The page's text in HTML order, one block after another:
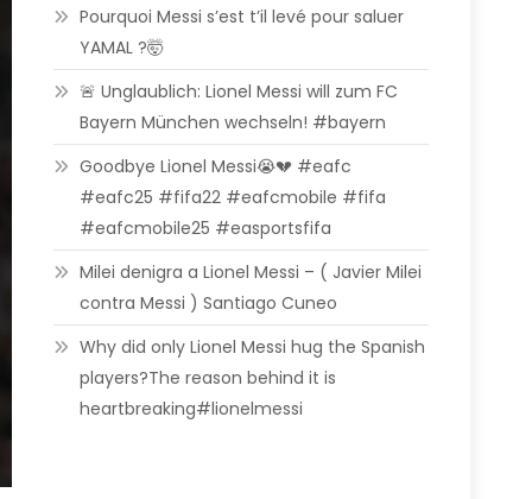
Pourquoi Messi s’est t’il levé pour saluer
YAMAL ?🤯
🚨 Unglaublich: Lionel Messi will zum FC
Bayern München wechseln! #bayern
Goodbye Lionel Messi😭💔 #eafc
#eafc25 #fifa22 #eafcmobile #fifa
#eafcmobile25 #easportsfifa
Milei denigra a Lionel Messi – ( Javier Milei
contra Messi ) Santiago Cuneo
Why did only Lionel Messi hug the Spanish
players?The reason behind it is
heartbreaking#lionelmessi